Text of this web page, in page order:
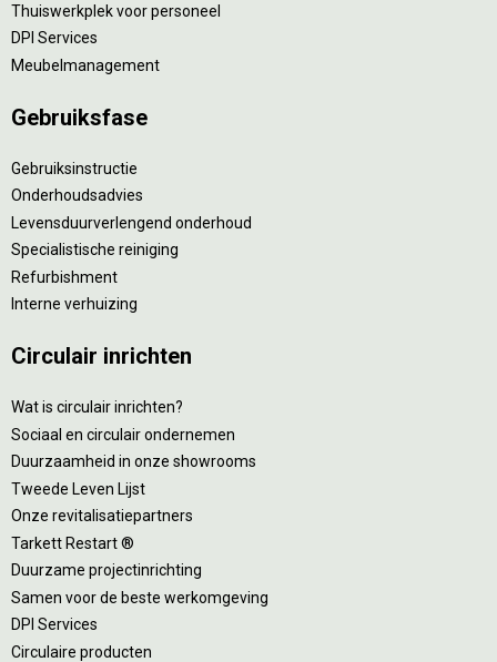
Thuiswerkplek voor personeel
DPI Services
Meubelmanagement
Gebruiksfase
Gebruiksinstructie
Onderhoudsadvies
Levensduurverlengend onderhoud
Specialistische reiniging
Refurbishment
Interne verhuizing
Circulair inrichten
Wat is circulair inrichten?
Sociaal en circulair ondernemen
Duurzaamheid in onze showrooms
Tweede Leven Lijst
Onze revitalisatiepartners
Tarkett Restart ®
Duurzame projectinrichting
Samen voor de beste werkomgeving
DPI Services
Circulaire producten